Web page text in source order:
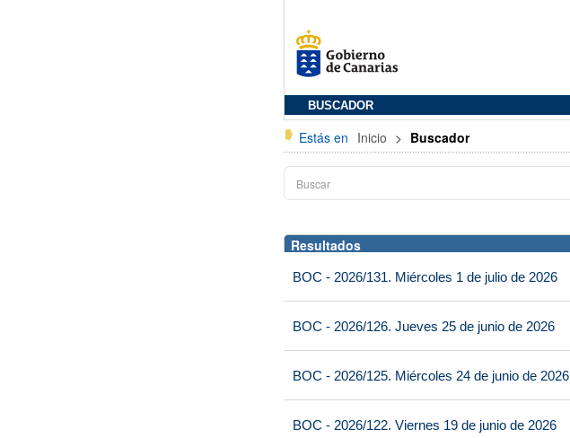
BUSCADOR
Estás en Inicio > Buscador
Resultados
BOC - 2026/131. Miércoles 1 de julio de 2026
BOC - 2026/126. Jueves 25 de junio de 2026
BOC - 2026/125. Miércoles 24 de junio de 2026
BOC - 2026/122. Viernes 19 de junio de 2026